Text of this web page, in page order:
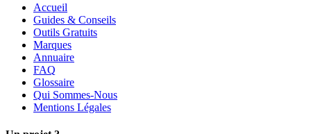
Accueil
Guides & Conseils
Outils Gratuits
Marques
Annuaire
FAQ
Glossaire
Qui Sommes-Nous
Mentions Légales